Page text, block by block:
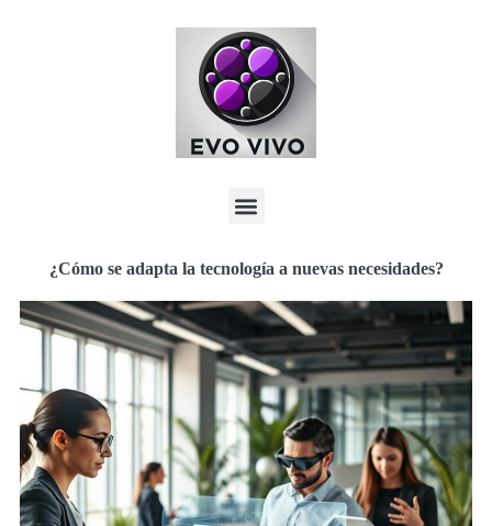
¿Cómo se adapta la tecnología a nuevas necesidades?